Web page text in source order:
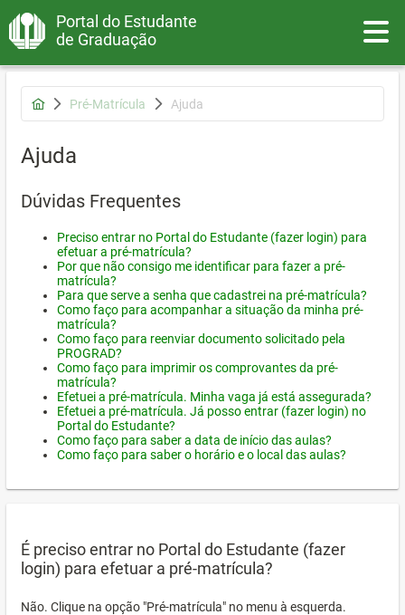
Portal do Estudante
de Graduação
Pré-Matrícula Ajuda
Ajuda
Dúvidas Frequentes
Preciso entrar no Portal do Estudante (fazer login) para
efetuar a pré-matrícula?
Por que não consigo me identificar para fazer a pré-
matrícula?
Para que serve a senha que cadastrei na pré-matrícula?
Como faço para acompanhar a situação da minha pré-
matrícula?
Como faço para reenviar documento solicitado pela
PROGRAD?
Como faço para imprimir os comprovantes da pré-
matrícula?
Efetuei a pré-matrícula. Minha vaga já está assegurada?
Efetuei a pré-matrícula. Já posso entrar (fazer login) no
Portal do Estudante?
Como faço para saber a data de início das aulas?
Como faço para saber o horário e o local das aulas?
É preciso entrar no Portal do Estudante (fazer
login) para efetuar a pré-matrícula?
Não. Clique na opção "Pré-matrícula" no menu à esquerda.